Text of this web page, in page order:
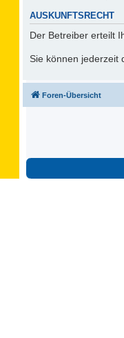
AUSKUNFTSRECHT
Der Betreiber erteilt
Sie können jederzeit
Foren-Übersicht